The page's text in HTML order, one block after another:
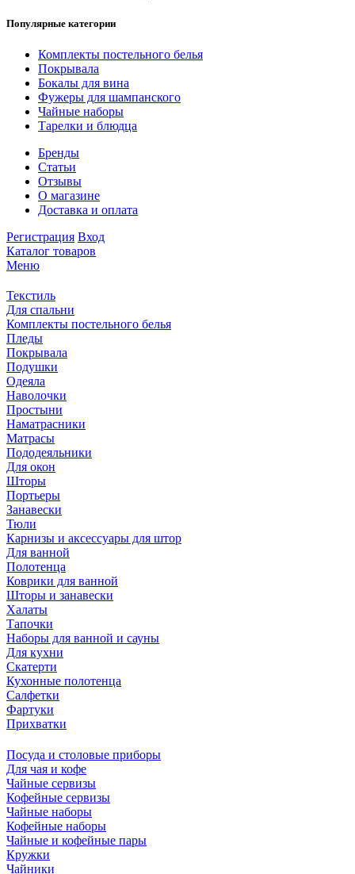
Популярные категории
Комплекты постельного белья
Покрывала
Бокалы для вина
Фужеры для шампанского
Чайные наборы
Тарелки и блюдца
Бренды
Статьи
Отзывы
О магазине
Доставка и оплата
Регистрация Вход
Каталог товаров
Меню
Текстиль
Для спальни
Комплекты постельного белья
Пледы
Покрывала
Подушки
Одеяла
Наволочки
Простыни
Наматрасники
Матрасы
Пододеяльники
Для окон
Шторы
Портьеры
Занавески
Тюли
Карнизы и аксессуары для штор
Для ванной
Полотенца
Коврики для ванной
Шторы и занавески
Халаты
Тапочки
Наборы для ванной и сауны
Для кухни
Скатерти
Кухонные полотенца
Салфетки
Фартуки
Прихватки
Посуда и столовые приборы
Для чая и кофе
Чайные сервизы
Кофейные сервизы
Чайные наборы
Кофейные наборы
Чайные и кофейные пары
Кружки
Чайники